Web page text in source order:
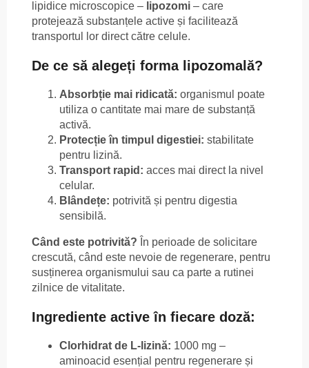
lipidice microscopice – lipozomi – care
protejează substanțele active și facilitează
transportul lor direct către celule.
De ce să alegeți forma lipozomală?
Absorbție mai ridicată: organismul poate
utiliza o cantitate mai mare de substanță
activă.
Protecție în timpul digestiei: stabilitate
pentru lizină.
Transport rapid: acces mai direct la nivel
celular.
Blândețe: potrivită și pentru digestia
sensibilă.
Când este potrivită? În perioade de solicitare
crescută, când este nevoie de regenerare, pentru
susținerea organismului sau ca parte a rutinei
zilnice de vitalitate.
Ingrediente active în fiecare doză:
Clorhidrat de L-lizină: 1000 mg –
aminoacid esențial pentru regenerare și